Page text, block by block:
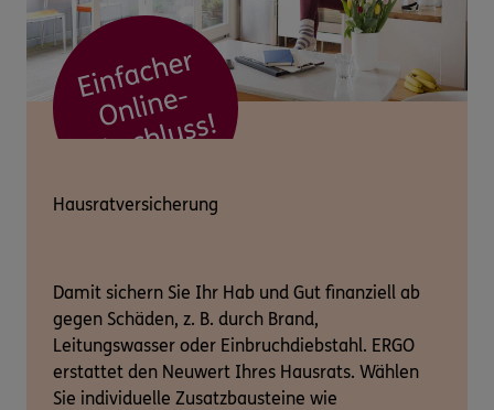
Hausratversicherung
Damit sichern Sie Ihr Hab und Gut finanziell ab
gegen Schäden, z. B. durch Brand,
Leitungswasser oder Einbruchdiebstahl. ERGO
erstattet den Neuwert Ihres Hausrats. Wählen
Sie individuelle Zusatzbausteine wie